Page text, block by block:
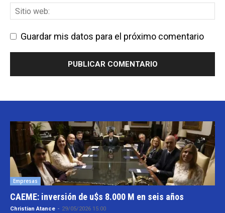
Guardar mis datos para el próximo comentario
Empresas
CAEME: inversión de u$s 8.000 M en seis años
Christian Atance - 29/05/2026 15:00